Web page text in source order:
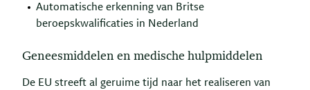
Automatische erkenning van Britse
beroepskwalificaties in Nederland
Geneesmiddelen en medische hulpmiddelen
De EU streeft al geruime tijd naar het realiseren van